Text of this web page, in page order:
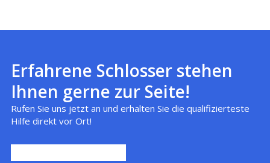
Erfahrene Schlosser stehen
Ihnen gerne zur Seite!
Rufen Sie uns jetzt an und erhalten Sie die qualifizierteste
Hilfe direkt vor Ort!